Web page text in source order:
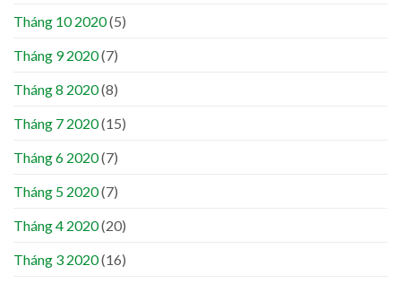
Tháng 10 2020(5)
Tháng 9 2020(7)
Tháng 8 2020(8)
Tháng 7 2020(15)
Tháng 6 2020(7)
Tháng 5 2020(7)
Tháng 4 2020(20)
Tháng 3 2020(16)